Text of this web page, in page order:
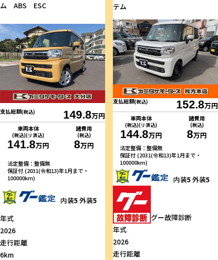
ム ABS ESC
支払総額(税込) 149.8万円
車両本体
(税込)(リ済込)
141.8万円
諸費用
(税込)
8万円
法定整備：整備無
保証付 (2031(令和13)年1月まで・
100000km)
内装5 外装5
年式
2026
走行距離
6km
テム
支払総額(税込) 152.8万円
車両本体
(税込)(リ済込)
144.8万円
諸費用
(税込)
8万円
法定整備：整備無
保証付 (2031(令和13)年1月まで・
100000km)
内装5 外装5
グー故障診断
年式
2026
走行距離